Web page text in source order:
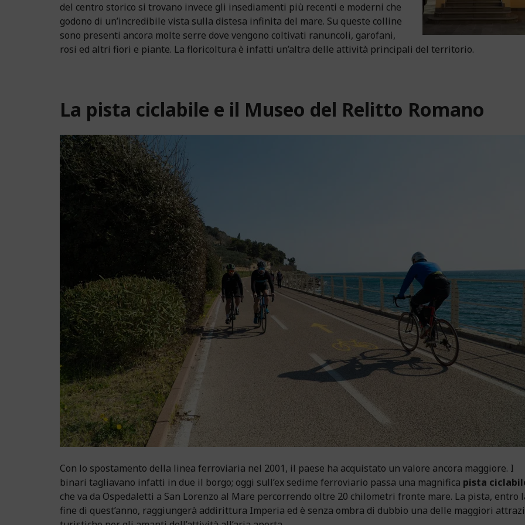
del centro storico si trovano invece gli insediamenti più recenti e moderni che
godono di un’incredibile vista sulla distesa infinita del mare. Su queste colline
sono presenti ancora molte serre dove vengono coltivati ranuncoli, garofani,
rosi ed altri fiori e piante. La floricoltura è infatti un’altra delle attività principali del territorio.
La pista ciclabile e il Museo del Relitto Romano
Con lo spostamento della linea ferroviaria nel 2001, il paese ha acquistato un valore ancora maggiore. I
binari tagliavano infatti in due il borgo; oggi sull’ex sedime ferroviario passa una magnifica pista
che va da Ospedaletti a San Lorenzo al Mare percorrendo oltre 20 chilometri fronte mare. La pista, entro
fine di quest’anno, raggiungerà addirittura Imperia ed è senza ombra di dubbio una delle maggiori